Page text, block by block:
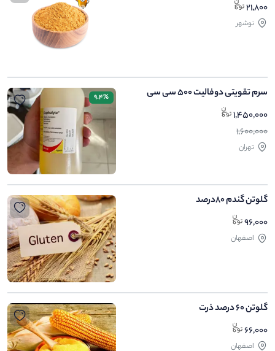
21,800
نوشهر
سرم تقویتی دوفالیت 500 سی سی
1,450,000
1,600,000
تهران
9.4%
گلوتن گندم 80درصد
96,000
اصفهان
گلوتن 60 درصد ذرت
66,000
اصفهان